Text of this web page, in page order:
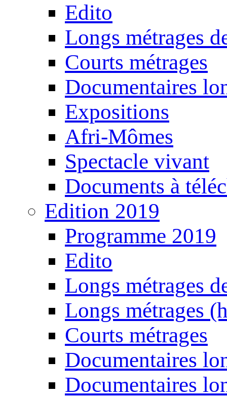
Edito
Longs métrages
Courts métrages
Documentaires
Expositions
Afri-Mômes
Spectacle vivant
Documents à
Edition 2019
Programme 2019
Edito
Longs métrages
Longs métrages
Courts métrages
Documentaires
Documentaires